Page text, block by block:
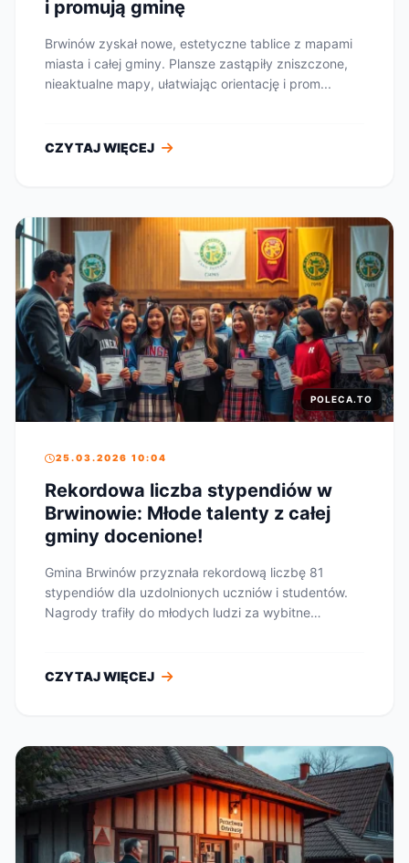
i promują gminę
Brwinów zyskał nowe, estetyczne tablice z mapami
miasta i całej gminy. Plansze zastąpiły zniszczone,
nieaktualne mapy, ułatwiając orientację i prom...
CZYTAJ WIĘCEJ
POLECA.TO
25.03.2026 10:04
Rekordowa liczba stypendiów w
Brwinowie: Młode talenty z całej
gminy docenione!
Gmina Brwinów przyznała rekordową liczbę 81
stypendiów dla uzdolnionych uczniów i studentów.
Nagrody trafiły do młodych ludzi za wybitne
CZYTAJ WIĘCEJ